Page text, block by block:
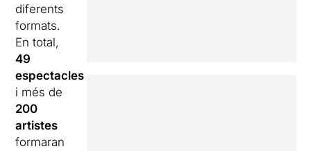
diferents
formats.
En total,
49
espectacles
i més de
200
artistes
formaran